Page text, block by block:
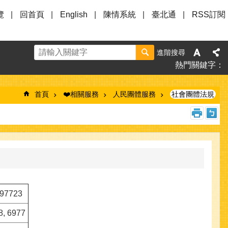
回首頁 English 陳情系統 臺北通 RSS訂閱
進階搜尋
熱門關鍵字
首頁 ❤️相關服務 人民團體服務 社會團體法規
6977